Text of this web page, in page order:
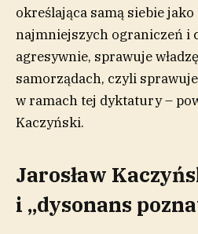
określająca samą siebie jako
najmniejszych ograniczeń i
agresywnie, sprawuje
samorządach, czyli
w ramach tej dyktatury –
Kaczyński.
Jarosław
i „dysonans